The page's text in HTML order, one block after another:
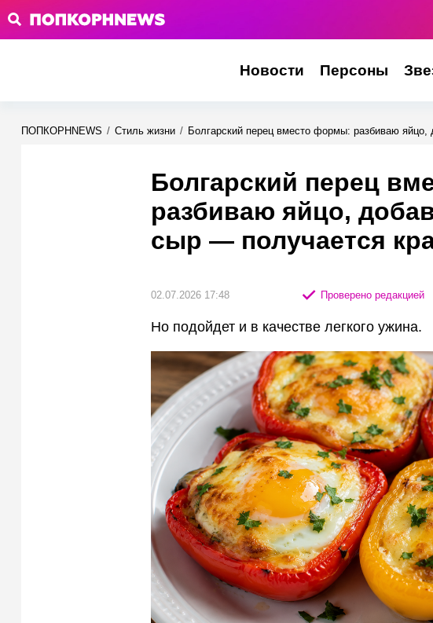
Новости Персоны
ПОПКОРНNEWS / Стиль жизни / Болгарский перец вместо формы: разбиваю
Болгарский перец
разбиваю яйцо,
сыр — получается
02.07.2026 17:48 Проверено редакцией
Но подойдет и в качестве легкого ужина.